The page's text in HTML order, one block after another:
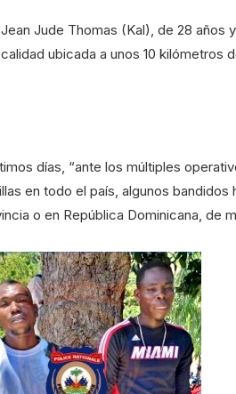
Jude Thomas (Kal), de 28 años
ubicada a unos 10 kilómetros
días, “ante los múltiples
en todo el país, algunos bandidos
o en República Dominicana, de